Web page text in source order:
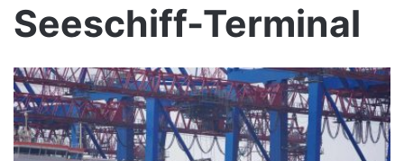
Seeschiff-Terminal